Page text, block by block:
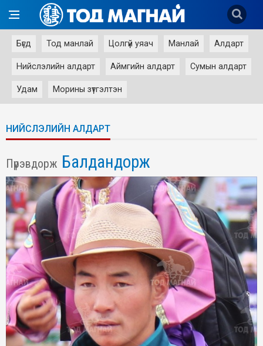
Бүгд Тод манлай Цолгүй уяач Манлай Алдарт
Нийслэлийн алдарт Аймгийн алдарт Сумын алдарт
Удам Морины зүтгэлтэн
НИЙСЛЭЛИЙН АЛДАРТ
Пүрэвдорж Балдандорж